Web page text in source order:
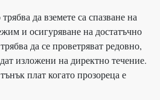
да вземете са спазване на
и осигуряване на достатъчно
да се проветряват редовно,
изложени на директно течение.
плат когато прозореца е